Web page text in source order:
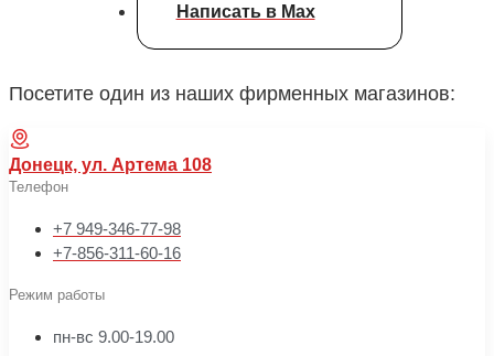
Написать в Max
Посетите один из наших фирменных магазинов:
Донецк, ул. Артема 108
Телефон
+7 949-346-77-98
+7-856-311-60-16
Режим работы
пн-вс 9.00-19.00